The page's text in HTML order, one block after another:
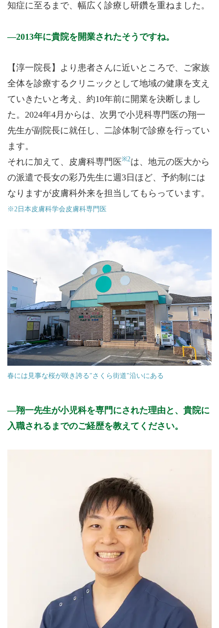
知症に至るまで、幅広く診療し研鑽を重ねました。
2013年に貴院を開業されたそうですね。
【淳一院長】より患者さんに近いところで、ご家族
全体を診療するクリニックとして地域の健康を支え
ていきたいと考え、約10年前に開業を決断しまし
た。2024年4月からは、次男で小児科専門医の翔一
先生が副院長に就任し、二診体制で診療を行ってい
ます。
それに加えて、皮膚科専門医※2は、地元の医大から
の派遣で長女の彩乃先生に週3日ほど、予約制には
なりますが皮膚科外来を担当してもらっています。
※2日本皮膚科学会皮膚科専門医
春には見事な桜が咲き誇る"さくら街道"沿いにある
翔一先生が小児科を専門にされた理由と、貴院に
入職されるまでのご経歴を教えてください。